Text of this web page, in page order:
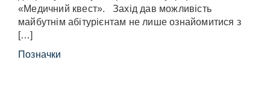
«Медичний квест». Захід дав можливість
майбутнім абітурієнтам не лише ознайомитися з
[…]
Позначки